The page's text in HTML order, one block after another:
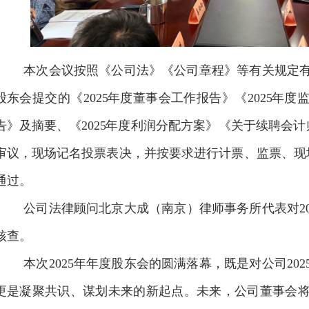
本次会议按照《公司法》《公司章程》等有关规定
东会提交的《2025年度董事会工作报告》《2025年度
》及摘要、 《2025年度利润分配方案》
《关于续聘会
议，现场记名投票表决，并按要求进行计票、监票、 现
过。
公司法律顾问北京大成（南京）律师事务所代表对
查。
本次2025年年度股东会的圆满落幕，既是对公司
是凝聚共识、谋划未来的新起点。未来，公司董事会